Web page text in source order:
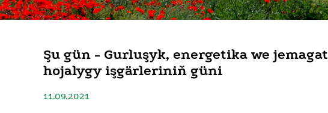
Şu gün - Gurluşyk, energetika we jemagat
hojalygy işgärleriniň güni
11.09.2021